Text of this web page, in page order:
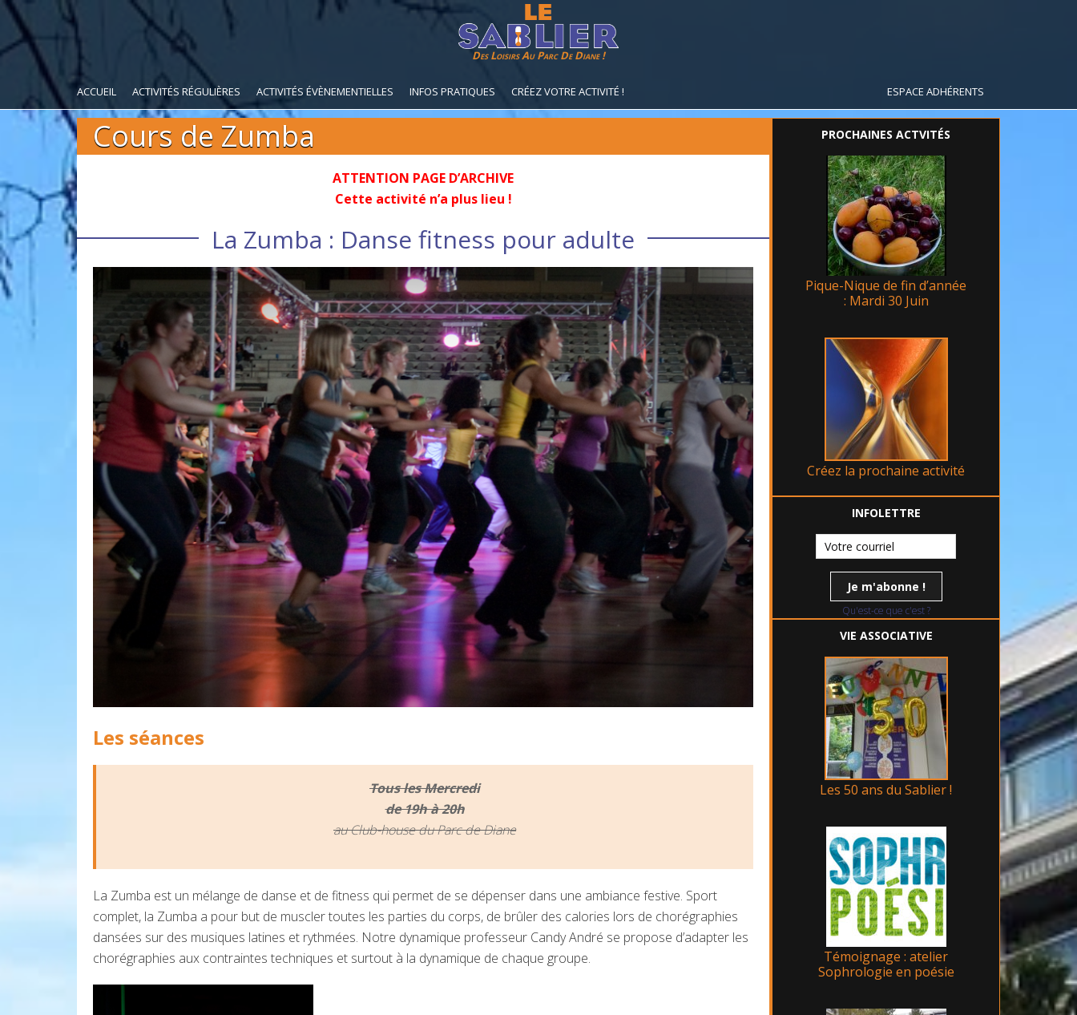
Des Loisirs Au Parc De Diane !
ACCUEIL ACTIVITÉS RÉGULIÈRES ACTIVITÉS ÉVÈNEMENTIELLES INFOS PRATIQUES CRÉEZ VOTRE ACTIVITÉ ! ESPACE ADHÉRENTS
Cours de Zumba
ATTENTION PAGE D’ARCHIVE
Cette activité n’a plus lieu !
La Zumba : Danse fitness pour adulte
Les séances
Tous les Mercredi
de 19h à 20h
au Club-house du Parc de Diane
La Zumba est un mélange de danse et de fitness qui permet de se dépenser dans une ambiance festive. Sport
complet, la Zumba a pour but de muscler toutes les parties du corps, de brûler des calories lors de chorégraphies
dansées sur des musiques latines et rythmées. Notre dynamique professeur Candy André se propose d’adapter les
chorégraphies aux contraintes techniques et surtout à la dynamique de chaque groupe.
PROCHAINES ACTVITÉS
Pique-Nique de fin d’année
: Mardi 30 Juin
Créez la prochaine activité
INFOLETTRE
Qu'est-ce que c'est ?
VIE ASSOCIATIVE
Les 50 ans du Sablier !
Témoignage : atelier
Sophrologie en poésie